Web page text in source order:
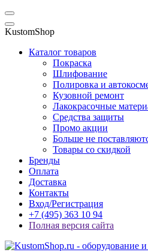
KustomShop
Каталог товаров
Покраска
Шлифование
Полировка и
Кузовной ремонт
Лакокрасочные
Средства защиты
Промо акции
Больше не
Товары со скидкой
Бренды
Оплата
Доставка
Контакты
Вход/Регистрация
+7 (495) 363 10 94
Полная версия сайта